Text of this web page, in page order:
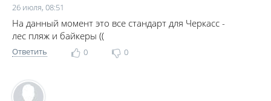
26 июля, 08:51
На данный момент это все стандарт для Черкасс -
лес пляж и байкеры ((
Ответить 0 0